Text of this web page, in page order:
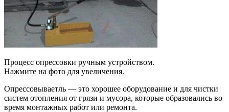
Процесс опрессовки ручным устройством.
Нажмите на фото для увеличения.
Опрессовываетль — это хорошее оборудование и для чистки
систем отопления от грязи и мусора, которые образовались во
время монтажных работ или ремонта.